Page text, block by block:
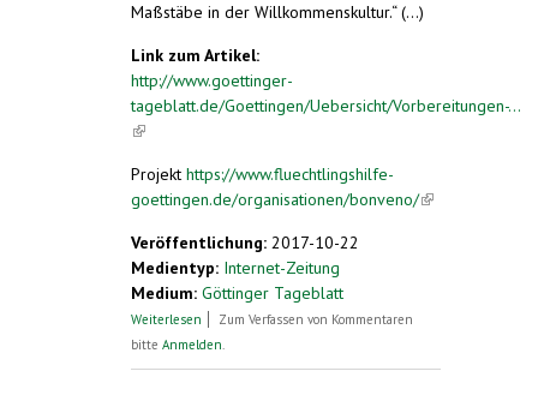
Maßstäbe in der Willkommenskultur.“ (...)
Link zum Artikel:
http://www.goettinger-
tageblatt.de/Goettingen/Uebersicht/Vorbereitungen-...
(link is external)
Projekt https://www.fluechtlingshilfe-
goettingen.de/organisationen/bonveno/(link is
Veröffentlichung: 2017-10-22
Medientyp: Internet-Zeitung
Medium: Göttinger Tageblatt
Weiterlesen über „Maßstäbe in der Willkommenskultur“.
Göttinger Flüchtlingsunterkunft
Zum Verfassen von Kommentaren
bitte Anmelden.